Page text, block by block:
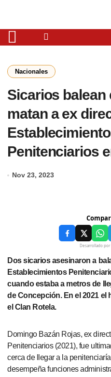
Nacionales
Sicarios balean
matan a ex
Penitenciarios
Nov 23, 2023
Desarrollado por
Dos sicarios asesinaron a balazos al ex director de
Establecimientos
cuando estaba a metros de
de Concepción. En el 2021 el
el Clan Rotela.
Domingo Bazán Rojas, ex
Penitenciarios (2021), fue
cerca de llegar a la
desempeña funciones